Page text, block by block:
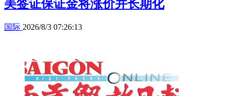
美签证保证金将涨价并长期化
国际 2026/8/3 07:26:13